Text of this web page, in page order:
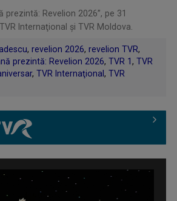
prezintă: Revelion 2026”, pe 31
Internaţional şi TVR Moldova.
, revelion 2026, revelion TVR,
prezintă: Revelion 2026, TVR 1 , TVR
, TVR Internaţional , TVR